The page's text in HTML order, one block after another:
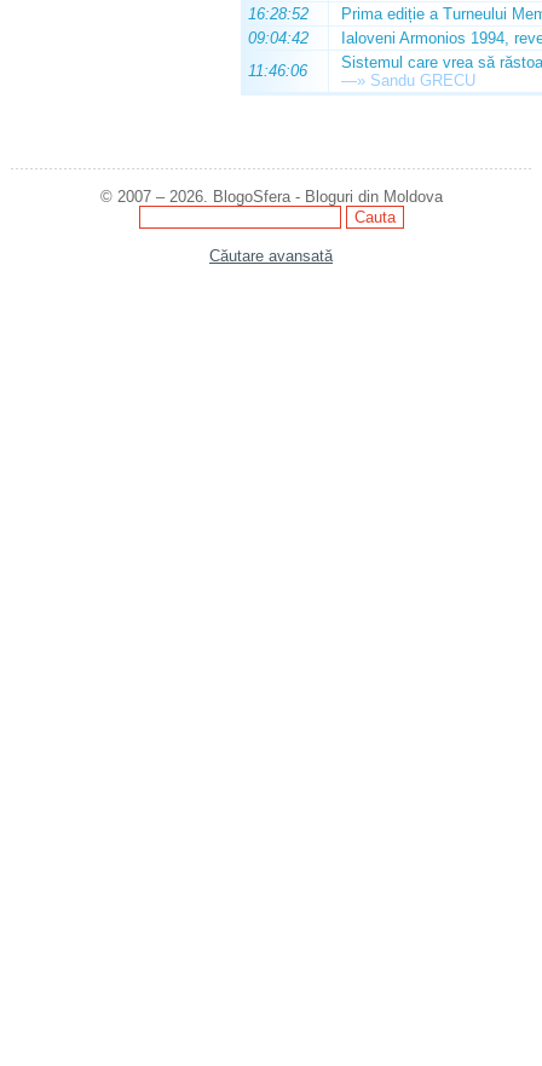
16:28:52
Prima ediție a Turneului
09:04:42
Ialoveni Armonios 1994,
11:46:06
Sistemul care vrea să
—» Sandu GRECU
© 2007 – 2026. BlogoSfera - Bloguri din Moldova
Căutare avansată